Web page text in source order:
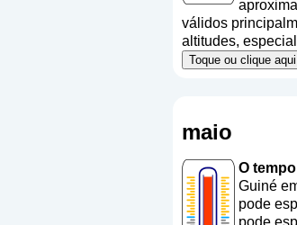
válidos
altitudes,
Toque ou clique
maio
O
Guiné
pode
pode